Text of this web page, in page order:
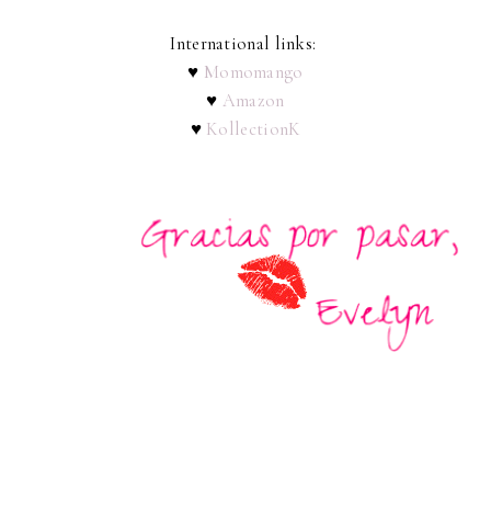
International links:
♥ Momomango
♥ Amazon
♥ KollectionK